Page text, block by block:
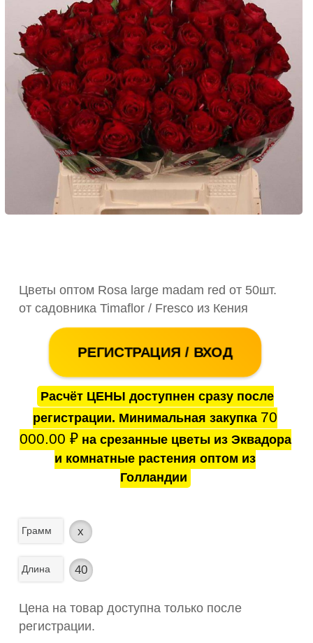
Цветы оптом Rosa large madam red от 50шт.
от садовника Timaflor / Fresco из Кения
РЕГИСТРАЦИЯ / ВХОД
Расчёт ЦЕНЫ доступнен сразу после
регистрации. Минимальная закупка 70
000.00 ₽на срезанные цветы из Эквадора
и комнатные растения оптом из
Голландии
Грамм x
Длина 40
Цена на товар доступна только после
регистрации.